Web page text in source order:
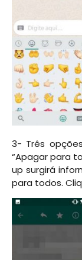
3- Três
“Apagar para
up surgirá
para todos.